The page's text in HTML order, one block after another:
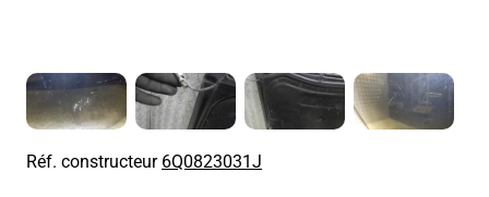
Réf. constructeur6Q0823031J